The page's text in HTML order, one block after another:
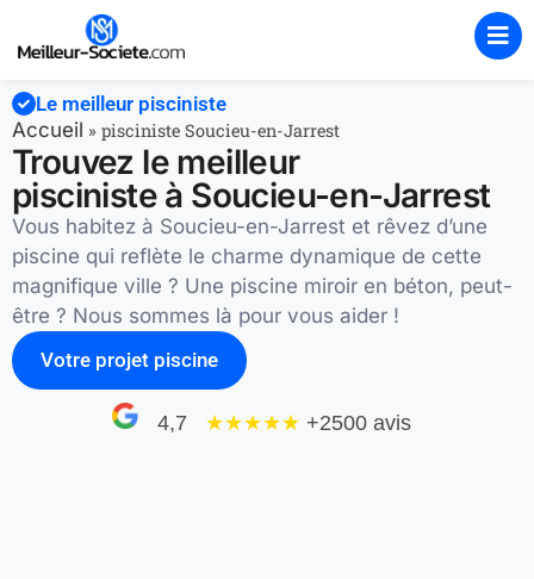
Le meilleur pisciniste
Accueil » pisciniste Soucieu-en-Jarrest
Trouvez le meilleur
pisciniste à Soucieu-en-Jarrest
Vous habitez à Soucieu-en-Jarrest et rêvez d’une
piscine qui reflète le charme dynamique de cette
magnifique ville ? Une piscine miroir en béton, peut-
être ? Nous sommes là pour vous aider !
Votre projet piscine
4,7 ★★★★★ +2500 avis